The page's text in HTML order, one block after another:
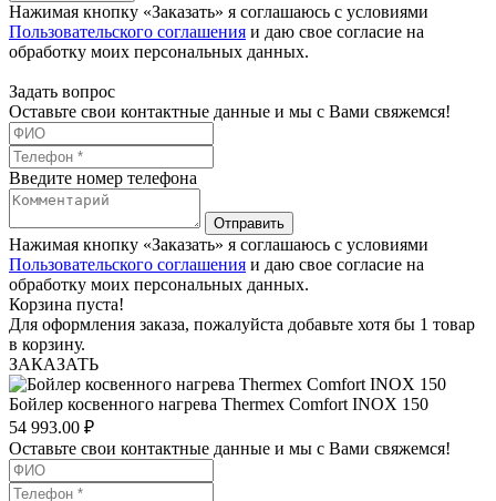
Нажимая кнопку «Заказать» я соглашаюсь с условиями
Пользовательского соглашения и даю свое согласие на
обработку моих персональных данных.
Задать вопрос
Оставьте свои контактные данные и мы с Вами свяжемся!
Введите номер телефона
Отправить
Нажимая кнопку «Заказать» я соглашаюсь с условиями
Пользовательского соглашения и даю свое согласие на
обработку моих персональных данных.
Корзина пуста!
Для оформления заказа, пожалуйста добавьте хотя бы 1 товар
в корзину.
ЗАКАЗАТЬ
Бойлер косвенного нагрева Thermex Comfort INOX 150
54 993.00 ₽
Оставьте свои контактные данные и мы с Вами свяжемся!